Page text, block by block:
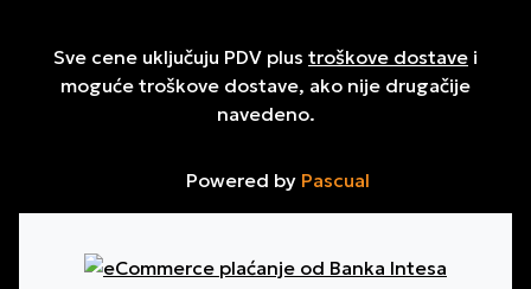
Sve cene uključuju PDV plus troškove dostave i
moguće troškove dostave, ako nije drugačije
navedeno.
Powered by Pascual